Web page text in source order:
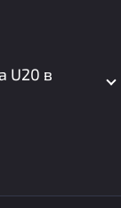
U20 в